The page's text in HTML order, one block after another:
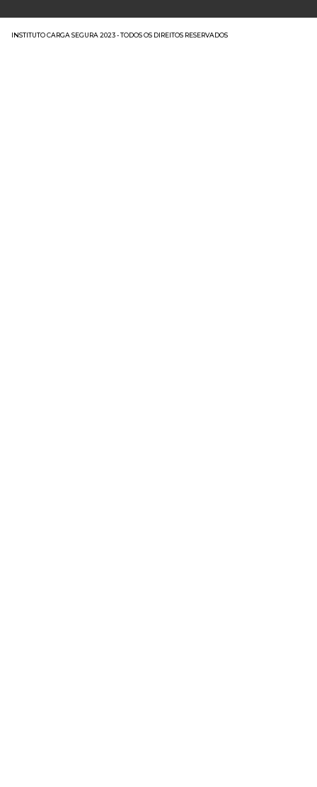
INSTITUTO CARGA SEGURA 2023 - TODOS OS DIREITOS RESERVADOS